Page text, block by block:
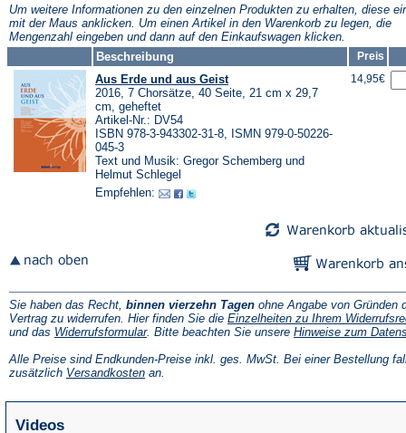
Tab)
Tab)
Tab)
Um weitere Informationen zu den einzelnen Produkten zu erhalten, diese
mit der Maus anklicken. Um einen Artikel in den Warenkorb zu legen, die
Mengenzahl eingeben und dann auf den Einkaufswagen klicken.
Beschreibung
Preis
Aus Erde und aus Geist
2016, 7 Chorsätze, 40 Seite, 21 cm x 29,7
cm, geheftet
Artikel-Nr.: DV54
ISBN 978-3-943302-31-8, ISMN 979-0-50226-
045-3
Text und Musik: Gregor Schemberg und
Helmut Schlegel
Empfehlen:
14,95€
Sie haben das Recht, binnen vierzehn Tagen ohne Angabe von Gründen
Vertrag zu widerrufen. Hier finden Sie die Einzelheiten zu Ihrem
und das Widerrufsformular(Öffnet
einem
neuen
. Bitte beachten Sie unsere Hinweise zum
Alle Preise sind Endkunden-Preise inkl. ges. MwSt. Bei einer Bestellung
zusätzlich Versandkosten(Öffnet
an.
Videos